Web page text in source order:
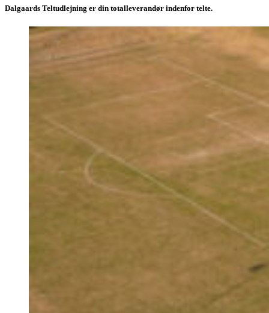
Dalgaards Teltudlejning er din totalleverandør indenfor telte.